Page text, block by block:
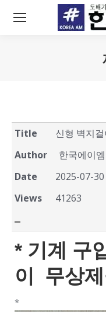
Title
신형 벽지
Author
한국에이엠
Date
2025-07-30
Views
41263
* 기계 구
이 무상
*